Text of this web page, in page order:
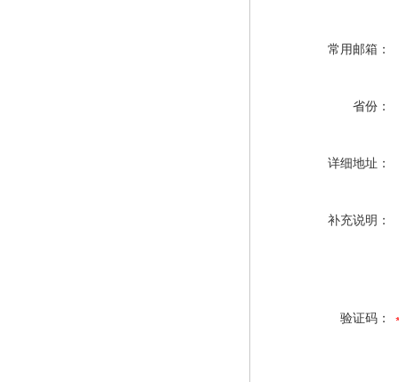
常用邮箱：
省份：
详细地址：
补充说明：
验证码：